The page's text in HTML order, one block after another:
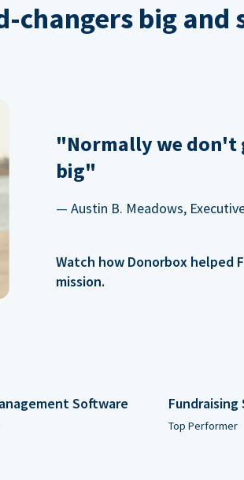
changers big and
"Normally we
big"
— Austin B. Meadows,
Watch how Donorbox helped
mission.
Software Fundraising
Top Performer